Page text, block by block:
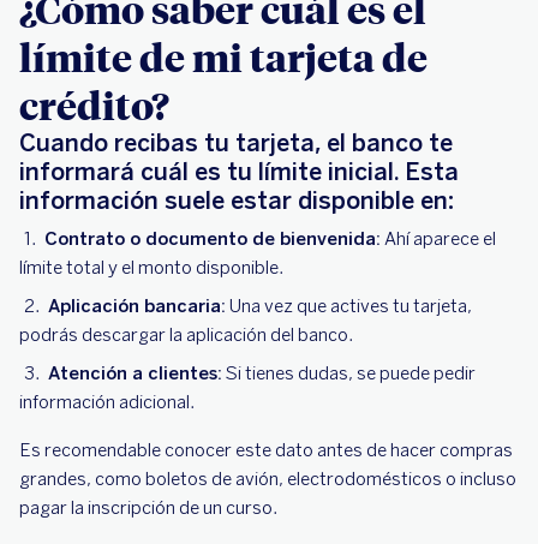
límite de mi tarjeta de
crédito?
Cuando recibas tu tarjeta, el banco te
informará cuál es tu límite inicial. Esta
información suele estar disponible en:
Contrato o documento de bienvenida: Ahí aparece el
límite total y el monto disponible.
Aplicación bancaria: Una vez que actives tu tarjeta,
podrás descargar la aplicación del banco.
Atención a clientes: Si tienes dudas, se puede pedir
información adicional.
Es recomendable conocer este dato antes de hacer compras
grandes, como boletos de avión, electrodomésticos o incluso
pagar la inscripción de un curso.